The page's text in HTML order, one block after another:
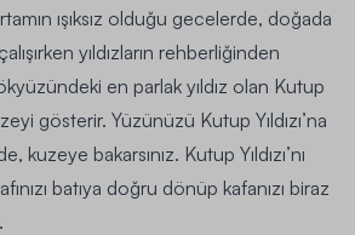
ışıksız olduğu gecelerde, doğada
yıldızların rehberliğinden
en parlak yıldız olan Kutup
gösterir. Yüzünüzü Kutup Yıldızı’na
bakarsınız. Kutup Yıldızı’nı
batıya doğru dönüp kafanızı biraz